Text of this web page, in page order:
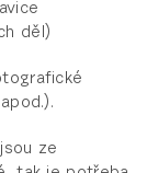
děl)
ze